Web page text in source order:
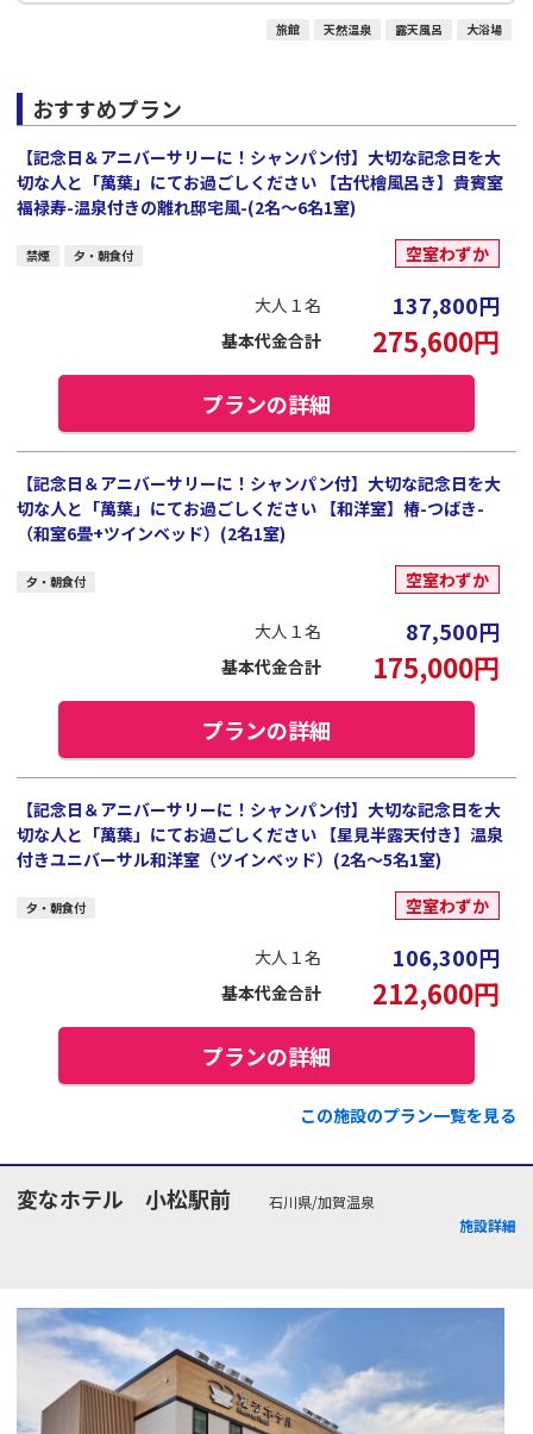
旅館 天然温泉 露天風呂 大浴場
おすすめプラン
【記念日＆アニバーサリーに！シャンパン付】大切な記念日を大
切な人と「萬葉」にてお過ごしください 【古代檜風呂き】貴賓室
福禄寿-温泉付きの離れ邸宅風-(2名～6名1室)
禁煙 夕・朝食付 空室わずか
大人１名 137,800円
基本代金合計 275,600円
プランの詳細
【記念日＆アニバーサリーに！シャンパン付】大切な記念日を大
切な人と「萬葉」にてお過ごしください 【和洋室】椿-つばき-
（和室6畳+ツインベッド）(2名1室)
夕・朝食付 空室わずか
大人１名 87,500円
基本代金合計 175,000円
プランの詳細
【記念日＆アニバーサリーに！シャンパン付】大切な記念日を大
切な人と「萬葉」にてお過ごしください 【星見半露天付き】温泉
付きユニバーサル和洋室（ツインベッド）(2名～5名1室)
夕・朝食付 空室わずか
大人１名 106,300円
基本代金合計 212,600円
プランの詳細
この施設のプラン一覧を見る
変なホテル 小松駅前
石川県/加賀温泉
施設詳細